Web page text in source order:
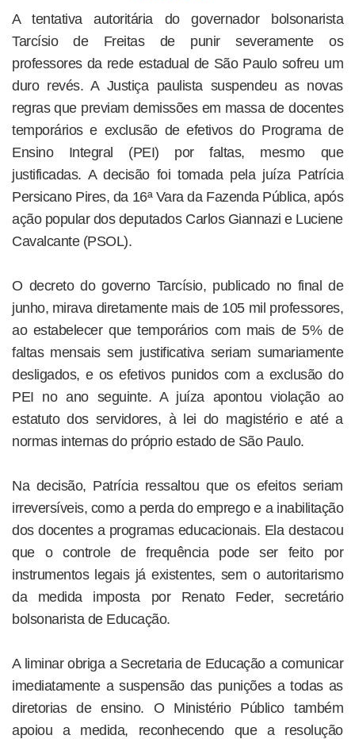
A tentativa autoritária do governador bolsonarista
Tarcísio de Freitas de punir severamente os
professores da rede estadual de São Paulo sofreu um
duro revés. A Justiça paulista suspendeu as novas
regras que previam demissões em massa de docentes
temporários e exclusão de efetivos do Programa de
Ensino Integral (PEI) por faltas, mesmo que
justificadas. A decisão foi tomada pela juíza Patrícia
Persicano Pires, da 16ª Vara da Fazenda Pública, após
ação popular dos deputados Carlos Giannazi e Luciene
Cavalcante (PSOL).
O decreto do governo Tarcísio, publicado no final de
junho, mirava diretamente mais de 105 mil professores,
ao estabelecer que temporários com mais de 5% de
faltas mensais sem justificativa seriam sumariamente
desligados, e os efetivos punidos com a exclusão do
PEI no ano seguinte. A juíza apontou violação ao
estatuto dos servidores, à lei do magistério e até a
normas internas do próprio estado de São Paulo.
Na decisão, Patrícia ressaltou que os efeitos seriam
irreversíveis, como a perda do emprego e a inabilitação
dos docentes a programas educacionais. Ela destacou
que o controle de frequência pode ser feito por
instrumentos legais já existentes, sem o autoritarismo
da medida imposta por Renato Feder, secretário
bolsonarista de Educação.
A liminar obriga a Secretaria de Educação a comunicar
imediatamente a suspensão das punições a todas as
diretorias de ensino. O Ministério Público também
apoiou a medida, reconhecendo que a resolução